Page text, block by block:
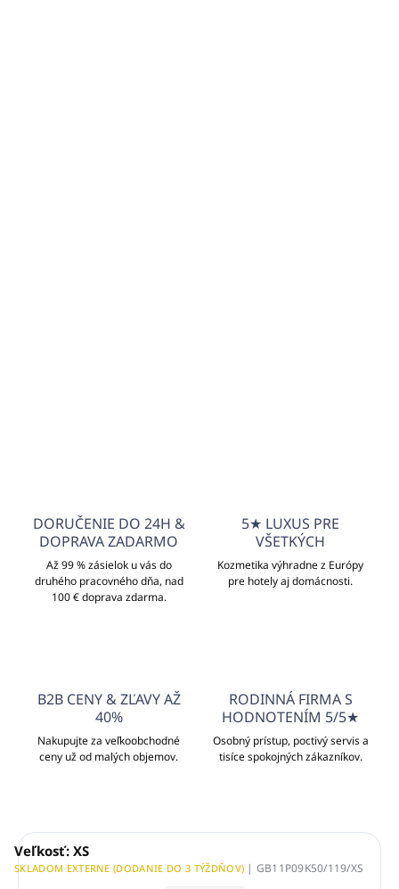
DORUČENIE DO 24H &
DOPRAVA ZADARMO
Až 99 % zásielok u vás do
druhého pracovného dňa, nad
100 € doprava zdarma.
5★ LUXUS PRE
VŠETKÝCH
Kozmetika výhradne z Európy
pre hotely aj domácnosti.
B2B CENY & ZĽAVY AŽ
40%
Nakupujte za veľkoobchodné
ceny už od malých objemov.
RODINNÁ FIRMA S
HODNOTENÍM 5/5★
Osobný prístup, poctivý servis a
tisíce spokojných zákazníkov.
Veľkosť: XS
SKLADOM EXTERNE (DODANIE DO 3 TÝŽDŇOV) | GB11P09K50/119/XS